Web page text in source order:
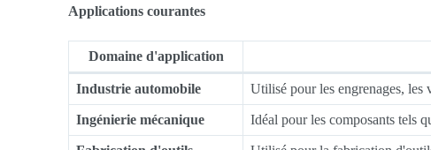
Applications courantes
Domaine d'application
Industrie automobile Utilisé pour les engrenages, les
Ingénierie mécanique Idéal pour les composants tels